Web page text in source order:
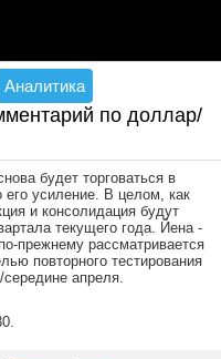
Аналитика
по доллар/
будет торговаться в
усиление. В целом, как
и консолидация будут
текущего года. Йена -
прежнему рассматривается
повторного тестирования
апреля.